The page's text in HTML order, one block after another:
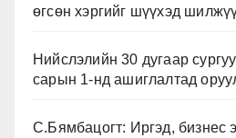
өгсөн хэргийг шүүхэд
Нийслэлийн 30 дугаар
сарын 1-нд ашиглалтад
С.Бямбацогт: Иргэд, бизнес